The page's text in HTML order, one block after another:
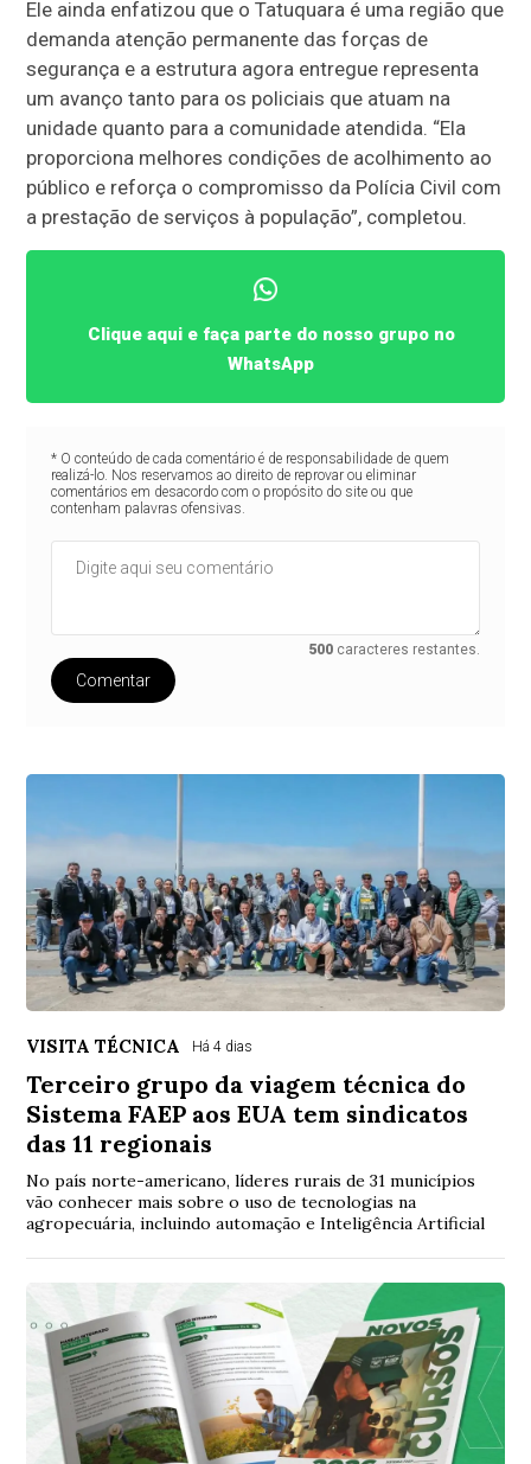
Ele ainda enfatizou que o Tatuquara é uma região que
demanda atenção permanente das forças de
segurança e a estrutura agora entregue representa
um avanço tanto para os policiais que atuam na
unidade quanto para a comunidade atendida. “Ela
proporciona melhores condições de acolhimento ao
público e reforça o compromisso da Polícia Civil com
a prestação de serviços à população”, completou.
Clique aqui e faça parte do nosso grupo no
WhatsApp
* O conteúdo de cada comentário é de responsabilidade de quem
realizá-lo. Nos reservamos ao direito de reprovar ou eliminar
comentários em desacordo com o propósito do site ou que
contenham palavras ofensivas.
500 caracteres restantes.
Comentar
VISITA TÉCNICA Há 4 dias
Terceiro grupo da viagem técnica do
Sistema FAEP aos EUA tem sindicatos
das 11 regionais
No país norte-americano, líderes rurais de 31 municípios
vão conhecer mais sobre o uso de tecnologias na
agropecuária, incluindo automação e Inteligência Artificial